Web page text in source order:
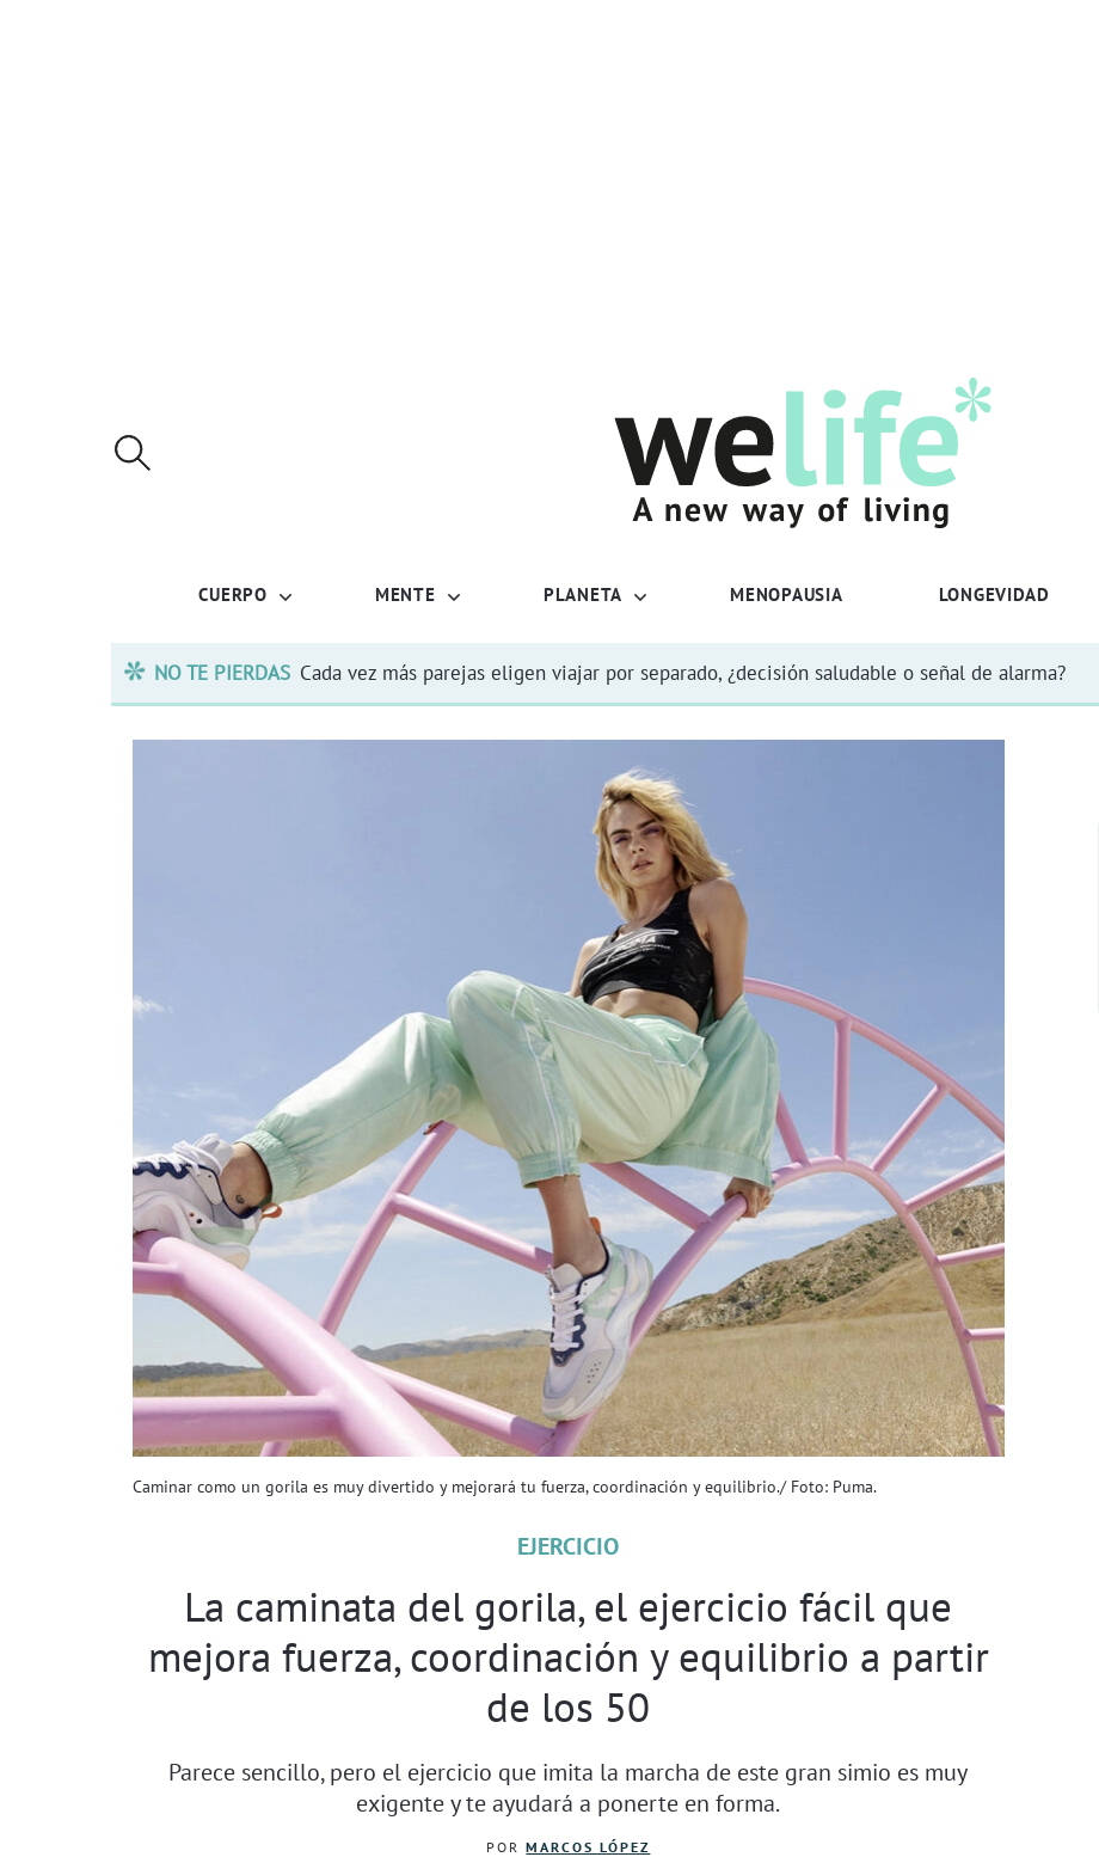
CUERPO MENTE PLANETA MENOPAUSIA LONGEVIDAD
NO TE PIERDAS Cada vez más parejas eligen viajar por separado, ¿decisión saludable o señal de alarma?
Caminar como un gorila es muy divertido y mejorará tu fuerza, coordinación y equilibrio./ Foto: Puma.
EJERCICIO
La caminata del gorila, el ejercicio fácil que
mejora fuerza, coordinación y equilibrio a partir
de los 50
Parece sencillo, pero el ejercicio que imita la marcha de este gran simio es muy
exigente y te ayudará a ponerte en forma.
PORMARCOS LÓPEZ